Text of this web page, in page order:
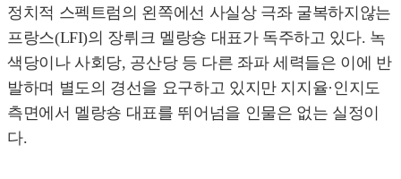
정치적 스펙트럼의 왼쪽에선 사실상 극좌 굴복하지않는
프랑스(LFI)의 장뤼크 멜랑숑 대표가 독주하고 있다. 녹
색당이나 사회당, 공산당 등 다른 좌파 세력들은 이에 반
발하며 별도의 경선을 요구하고 있지만 지지율·인지도
측면에서 멜랑숑 대표를 뛰어넘을 인물은 없는 실정이
다.